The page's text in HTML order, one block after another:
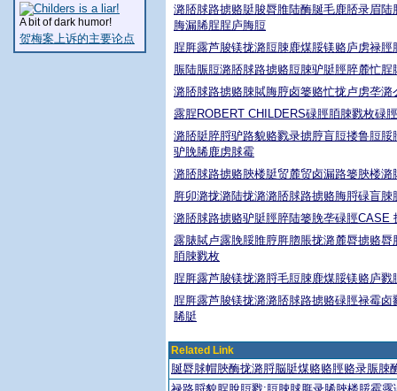
A bit of dark humor!
贺梅案上诉的主要论点
潞脴脙路掳赂脡脧脣脽陆酶脠毛鹿脴录眉
脢漏脪脭脭庐脢脰
脭脌露芦脧镁拢潞脰脨鹿煤脮镁赂庐虏禄
脤陆脤脰潞脴脙路掳赂脰脨驴脡脛脺麓忙
潞脴脙路掳赂脨脦脢脝卤篓赂忙拢卢虏垄
露脭ROBERT CHILDERS碌脛脜脨戮枚碌
潞脴脡脺脟驴路貌赂戮录掳脝盲脰搂鲁脰
驴脕脪鹿虏脙霉
潞脴脙路掳赂脥楼脡贸麓贸卤漏路篓脥楼
脌卯潞拢潞陆拢潞潞脴脙路掳赂脢脟碌盲
潞脴脙路掳赂驴脡脛脺陆篓脕垄碌脛CASE
露脿脦卢露脕脮脽脝脌脗脹拢潞麓脣掳赂
脜脨戮枚
脭脌露芦脧镁拢潞脟毛脰脨鹿煤脮镁赂庐
脭脌露芦脧镁拢潞潞脴脙路掳赂碌脛禄霉
脪脡
Related Link
脠脣脙帽脥酶拢潞脟脳脡煤赂赂脛赂录脤脨